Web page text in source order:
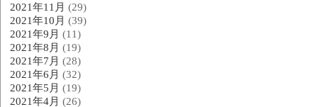
2021年11月 (29)
2021年10月 (39)
2021年9月 (11)
2021年8月 (19)
2021年7月 (28)
2021年6月 (32)
2021年5月 (19)
2021年4月 (26)